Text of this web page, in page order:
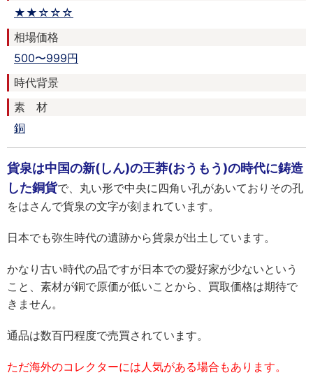
★★☆☆☆
相場価格
500〜999円
時代背景
素 材
銅
貨泉は中国の新(しん)の王莽(おうもう)の時代に鋳造
した銅貨で、丸い形で中央に四角い孔があいておりその孔
をはさんで貨泉の文字が刻まれています。
日本でも弥生時代の遺跡から貨泉が出土しています。
かなり古い時代の品ですが日本での愛好家が少ないという
こと、素材が銅で原価が低いことから、買取価格は期待で
きません。
通品は数百円程度で売買されています。
ただ海外のコレクターには人気がある場合もあります。